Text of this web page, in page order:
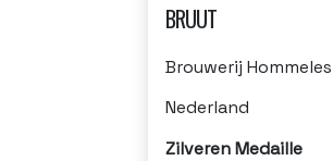
BRUUT
Brouwerij Hommeles
Nederland
Zilveren Medaille